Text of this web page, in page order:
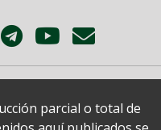
parcial o total de